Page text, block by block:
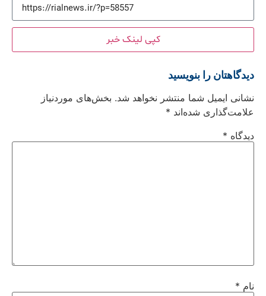
کپی لینک خبر
دیدگاهتان را بنویسید
نشانی ایمیل شما منتشر نخواهد شد. بخش‌های موردنیاز
علامت‌گذاری شده‌اند *
دیدگاه *
نام *